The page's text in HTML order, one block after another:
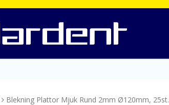
Blekning Plattor Mjuk Rund 2mm Ø120mm, 25st.